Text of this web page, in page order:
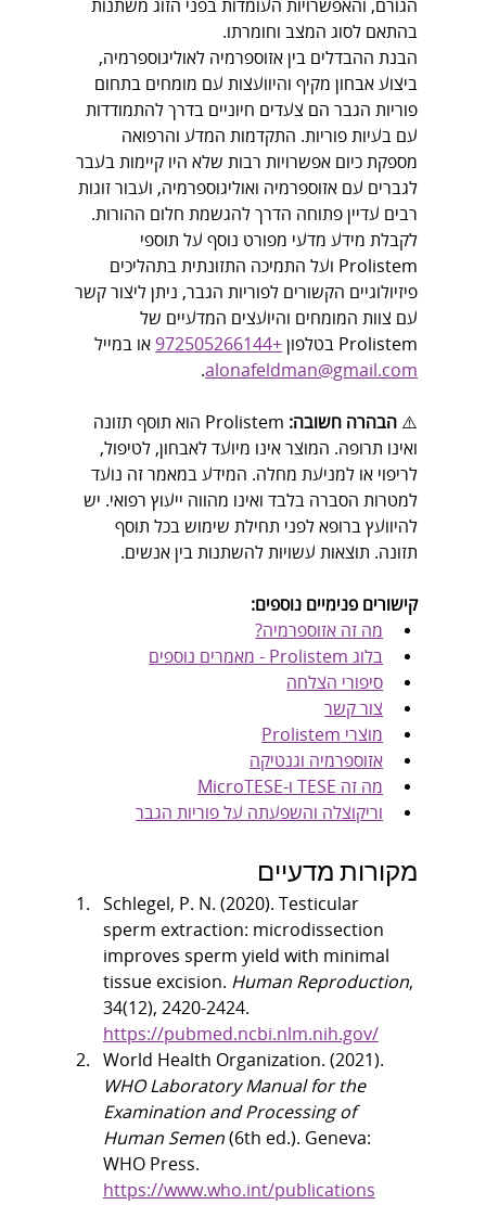
הגורם, והאפשרויות העומדות בפני הזוג משתנות
בהתאם לסוג המצב וחומרתו.
הבנת ההבדלים בין אזוספרמיה לאוליגוספרמיה,
ביצוע אבחון מקיף והיוועצות עם מומחים בתחום
פוריות הגבר הם צעדים חיוניים בדרך להתמודדות
עם בעיות פוריות. התקדמות המדע והרפואה
מספקת כיום אפשרויות רבות שלא היו קיימות בעבר
לגברים עם אזוספרמיה ואוליגוספרמיה, ועבור זוגות
רבים עדיין פתוחה הדרך להגשמת חלום ההורות.
לקבלת מידע מדעי מפורט נוסף על תוספי
Prolistem ועל התמיכה התזונתית בתהליכים
פיזיולוגיים הקשורים לפוריות הגבר, ניתן ליצור קשר
עם צוות המומחים והיועצים המדעיים של
Prolistem בטלפון
+972505266144
או במייל
alonafeldman@gmail.com
.
⚠️ הבהרה חשובה:
Prolistem הוא תוסף תזונה
ואינו תרופה. המוצר אינו מיועד לאבחון, לטיפול,
לריפוי או למניעת מחלה. המידע במאמר זה נועד
למטרות הסברה בלבד ואינו מהווה ייעוץ רפואי. יש
להיוועץ ברופא לפני תחילת שימוש בכל תוסף
תזונה. תוצאות עשויות להשתנות בין אנשים.
קישורים פנימיים נוספים:
מה זה אזוספרמיה?
בלוג Prolistem - מאמרים נוספים
סיפורי הצלחה
צור קשר
מוצרי Prolistem
אזוספרמיה וגנטיקה
מה זה TESE ו-MicroTESE
וריקוצלה והשפעתה על פוריות הגבר
מקורות מדעיים
Schlegel, P. N. (2020). Testicular
sperm extraction: microdissection
improves sperm yield with minimal
tissue excision. Human Reproduction,
34(12), 2420-2424.
https://pubmed.ncbi.nlm.nih.gov/
World Health Organization. (2021).
WHO Laboratory Manual for the
Examination and Processing of
Human Semen (6th ed.). Geneva:
WHO Press.
https://www.who.int/publications